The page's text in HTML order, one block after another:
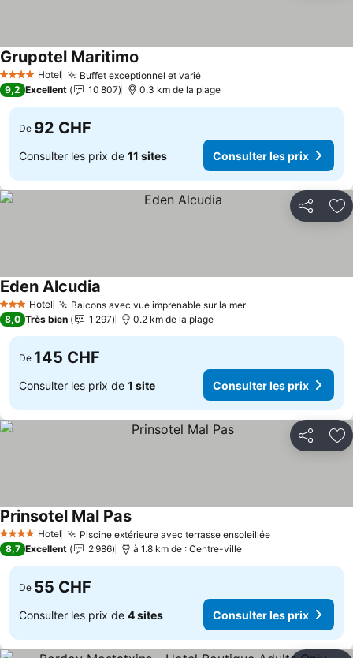
4 Étoiles Hotel Buffet exceptionnel et varié
Grupotel Maritimo
9,2 Excellent 10 807 0.3 km de la plage
De 92 CHF
Consulter les prix de 11 sites Consulter les prix
Partager
3 ÉtoilesHotel Balcons avec vue imprenable sur la mer
Eden Alcudia
8,0 Très bien 1 297 0.2 km de la plage
De 145 CHF
Consulter les prix de 1 site Consulter les prix
Partager
4 Étoiles Hotel Piscine extérieure avec terrasse ensoleillée
Prinsotel Mal Pas
8,7 Excellent 2 986 à 1.8 km de : Centre-ville
De 55 CHF
Consulter les prix de 4 sites Consulter les prix